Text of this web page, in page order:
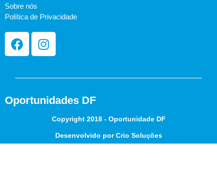
Sobre nós
Política de Privacidade
Oportunidades DF
Copyright 2018 - Oportunidade DF
Desenvolvido por Crio Soluções